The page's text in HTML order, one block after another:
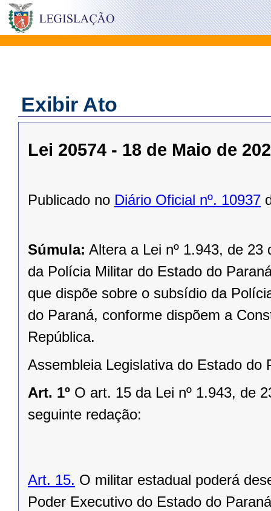
Exibir Ato
Lei 20574 - 18 de Maio de
Publicado no Diário Oficial nº. 10937
Súmula: Altera a Lei nº 1.943, de
da Polícia Militar do Estado do
que dispõe sobre o subsídio da
do Paraná, conforme dispõem a
República.
Assembleia Legislativa do Estado do
Art. 1º O art. 15 da Lei nº 1.943, de
seguinte redação:
Art. 15. O militar estadual poderá
Poder Executivo do Estado do